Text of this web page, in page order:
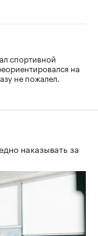
спортивной
на
не пожалел.
наказывать за